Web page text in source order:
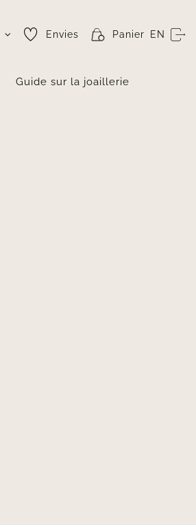
Envies Panier EN
Guide sur la joaillerie